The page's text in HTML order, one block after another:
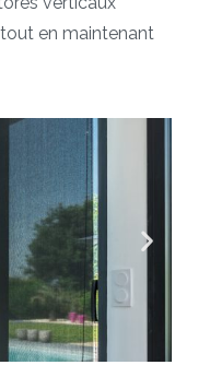
en maintenant